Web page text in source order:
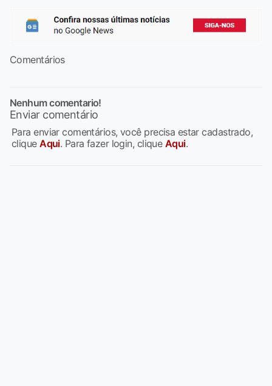
Comentários
Nenhum comentario!
Enviar comentário
Para enviar comentários, você precisa estar cadastrado,
cliqueAqui. Para fazer login, clique Aqui.